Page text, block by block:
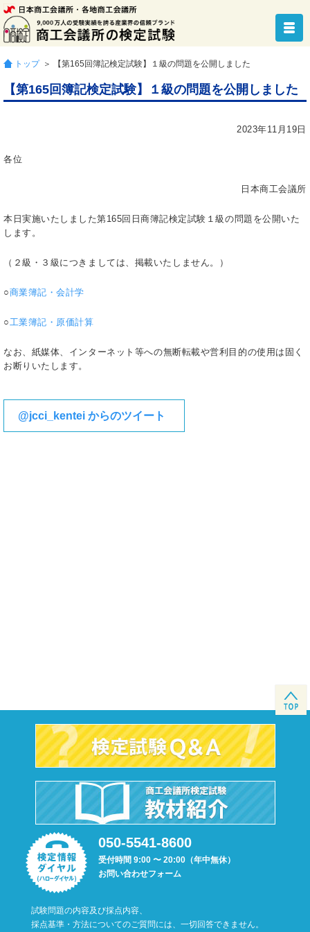
トップ ＞ 【第165回簿記検定試験】１級の問題を公開しました
【第165回簿記検定試験】１級の問題を公開しました
2023年11月19日
各位
日本商工会議所
本日実施いたしました第165回日商簿記検定試験１級の問題を公開いた
します。
（ ２級・３級につきましては、掲載いたしません。 ）
○商業簿記・会計学
○工業簿記・原価計算
なお、紙媒体、インターネット等への無断転載や営利目的の使用は固く
お断りいたします。
@jcci_kentei からのツイート
050-5541-8600
受付時間 9:00 〜 20:00（年中無休）
お問い合わせフォーム
試験問題の内容及び採点内容、
採点基準・方法についてのご質問には、一切回答できません。